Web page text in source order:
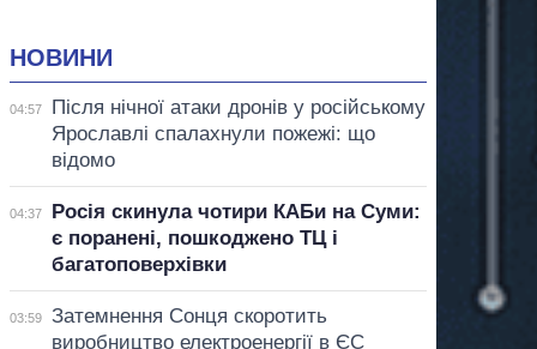
НОВИНИ
04:57
Після нічної атаки дронів у російському
Ярославлі спалахнули пожежі: що
відомо
04:37
Росія скинула чотири КАБи на Суми:
є поранені, пошкоджено ТЦ і
багатоповерхівки
03:59
Затемнення Сонця скоротить
виробництво електроенергії в ЄС